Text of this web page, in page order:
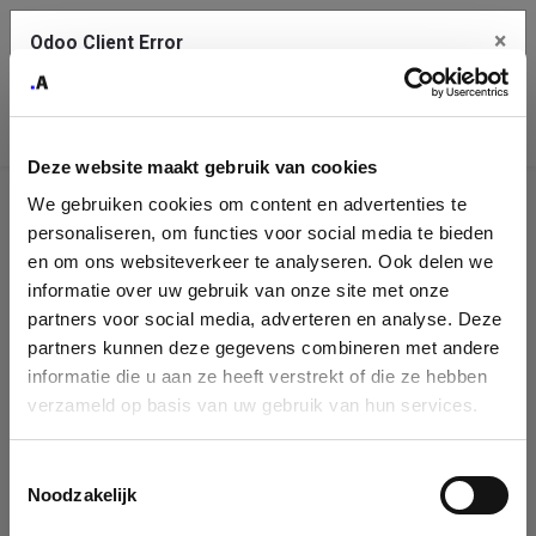
Deze website maakt gebruik van cookies
We gebruiken cookies om content en advertenties te
personaliseren, om functies voor social media te bieden
en om ons websiteverkeer te analyseren. Ook delen we
informatie over uw gebruik van onze site met onze
partners voor social media, adverteren en analyse. Deze
partners kunnen deze gegevens combineren met andere
informatie die u aan ze heeft verstrekt of die ze hebben
verzameld op basis van uw gebruik van hun services.
Noodzakelijk
Company
Identification
Please fill in your company details
You can search a company in our database by name, VAT or
enterprise ID. When a company is selected it will auto-complete the
form. If you don't find your company in our database, you can create
Odoo Client Error ×
service.
See details
Ok